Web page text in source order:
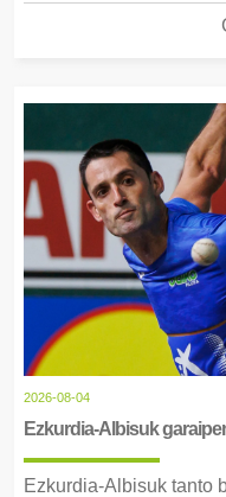
2026-08-04
Ezkurdia-Albisuk
Ezkurdia-Albisuk tanto